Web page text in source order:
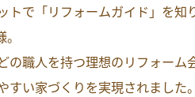
トで「リフォームガイド」を知
の職人を持つ理想のリフォーム
い家づくりを実現されました。